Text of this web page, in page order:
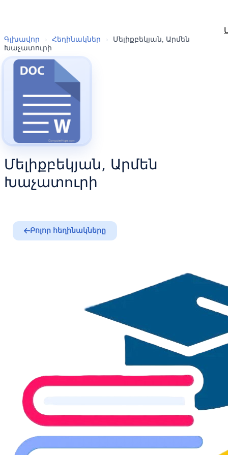
Գլխավոր › Հեղինակներ ›
Մելիքբեկյան, Արմեն
Խաչատուրի
Մելիքբեկյան, Արմեն
Խաչատուրի
Բոլոր հեղինակները